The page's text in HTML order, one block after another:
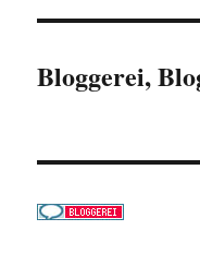
Bloggerei,